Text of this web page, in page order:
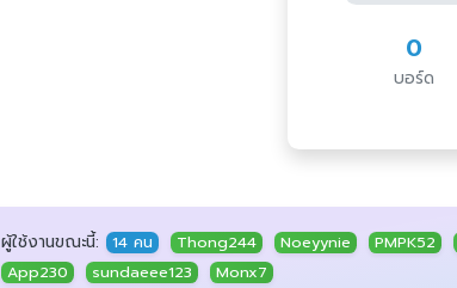
0
บอร์ด
ผู้ใช้งานขณะนี้: 14 คน Thong244 Noeyynie PMPK52
App230
sundaeee123 Monx7